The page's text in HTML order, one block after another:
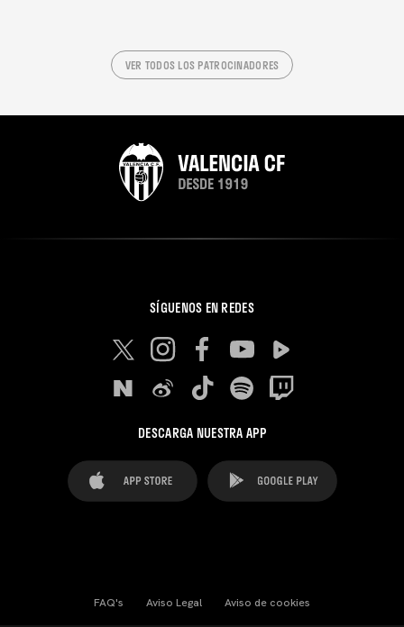
VER TODOS LOS PATROCINADORES
SÍGUENOS EN REDES
DESCARGA NUESTRA APP
FAQ's Aviso Legal Aviso de cookies